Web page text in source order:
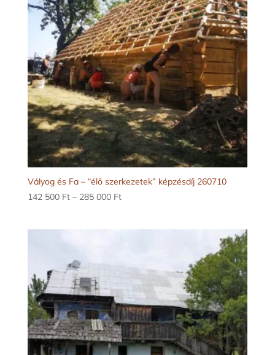
Vályog és Fa – “élő szerkezetek” képzésdíj 260710
142 500 Ft – 285 000 FtÁrtartomány:
000 Ft